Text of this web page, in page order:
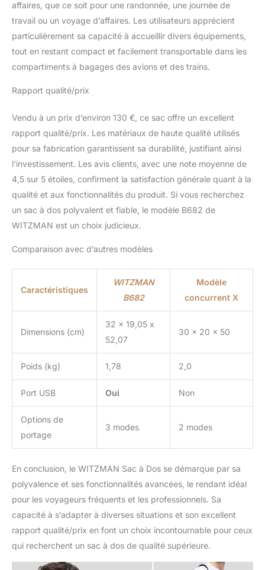
multifonctionnel : Ce sac
à dos pour hommes est
livré avec une
bandoulière réglable et
amovible, peut être utilisé
comme sac de sport.
trouver. Cadeaux de
voyage d’adéquation
femmes qui aiment les
voyages internationaux,
le camping, les voyages
d’une nuit. Dimension et
grande capacité : environ
12,6 po L x 20,5 po H x
7,5 po l ; Poids : 1,78 kg
bandoulière amovible et
réglable de 29 à 52
pouces ; Peut contenir
de 16 pouces, 2
vêtements, des
chaussures, une
bouteille d’eau, un
affaires, que ce soit pour une randonnée, une journée de
travail ou un voyage d’affaires. Les utilisateurs apprécient
particulièrement sa capacité à accueillir divers équipements,
tout en restant compact et facilement transportable dans les
compartiments à bagages des avions et des trains.
Rapport qualité/prix
Vendu à un prix d’environ 130 €, ce sac offre un excellent
rapport qualité/prix. Les matériaux de haute qualité utilisés
pour sa fabrication garantissent sa durabilité, justifiant ainsi
l’investissement. Les avis clients, avec une note moyenne de
4,5 sur 5 étoiles, confirment la satisfaction générale quant à la
qualité et aux fonctionnalités du produit. Si vous recherchez
un sac à dos polyvalent et fiable, le modèle B682 de
WITZMAN est un choix judicieux.
Comparaison avec d’autres modèles
Caractéristiques
WITZMAN
B682
Modèle
concurrent X
Dimensions (cm)
32 x 19,05 x
52,07
30 x 20 x 50
Poids (kg) 1,78 2,0
Port USB Oui Non
Options de
portage
3 modes 2 modes
En conclusion, le WITZMAN Sac à Dos se démarque par sa
polyvalence et ses fonctionnalités avancées, le rendant idéal
pour les voyageurs fréquents et les professionnels. Sa
capacité à s’adapter à diverses situations et son excellent
rapport qualité/prix en font un choix incontournable pour ceux
qui recherchent un sac à dos de qualité supérieure.